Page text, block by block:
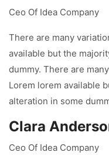
Ceo Of Idea Company
There are many
available but the
dummy. There are
Lorem lorem available
alteration in some
Clara
Ceo Of Idea Company